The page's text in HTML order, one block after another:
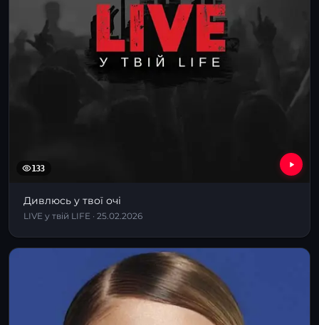
133
Дивлюсь у твої очі
LIVE у твій LIFE · 25.02.2026